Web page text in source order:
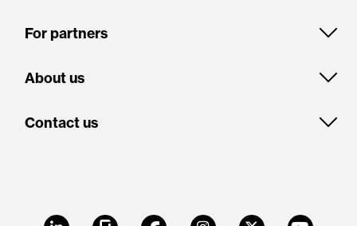
For partners
About us
Contact us